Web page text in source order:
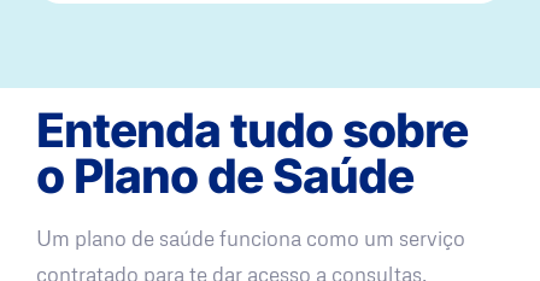
Entenda tudo sobre
o Plano de Saúde
Um plano de saúde funciona como um serviço
contratado para te dar acesso a consultas,